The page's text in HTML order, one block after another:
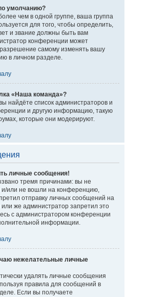
умолчанию?
чем в одной группе, ваша группа
для того, чтобы определить,
и звание должны быть вам
конференции может
самому изменять вашу
в личном разделе.
«Наша команда»?
найдёте список администраторов и
и другую информацию, такую
которые они модерируют.
личные сообщения!
тремя причинами: вы не
и/или не вошли на конференцию,
отправку личных сообщений на
же администратор запретил это
с администратором конференции
информации.
нежелательные личные
удалять личные сообщения
правила для сообщений в
Если вы получаете